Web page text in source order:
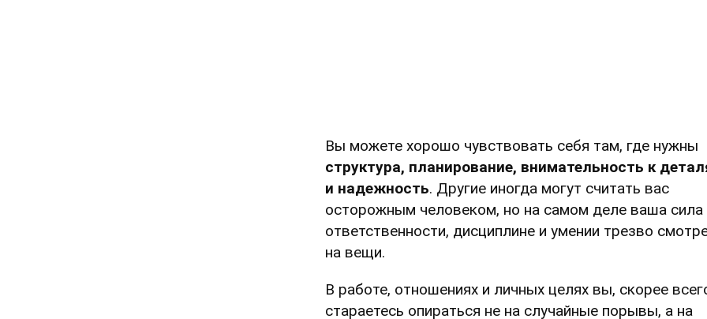
Вы можете хорошо чувствовать себя там, где нужны
структура, планирование, внимательность к
и надежность. Другие иногда могут считать вас
осторожным человеком, но на самом деле ваша сила
ответственности, дисциплине и умении трезво
на вещи.
В работе, отношениях и личных целях вы, скорее
стараетесь опираться не на случайные порывы, а на